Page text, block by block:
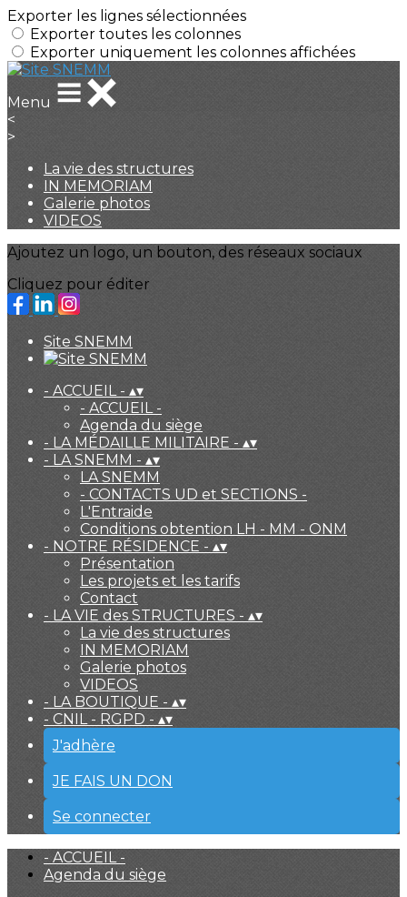
Exporter les lignes sélectionnées
Exporter toutes les colonnes
Exporter uniquement les colonnes affichées
Menu
<
>
La vie des structures
IN MEMORIAM
Galerie photos
VIDEOS
Ajoutez un logo, un bouton, des réseaux sociaux
Cliquez pour éditer
Site SNEMM
- ACCUEIL - ▴▾
- ACCUEIL -
Agenda du siège
- LA MÉDAILLE MILITAIRE - ▴▾
- LA SNEMM - ▴▾
LA SNEMM
- CONTACTS UD et SECTIONS -
L'Entraide
Conditions obtention LH - MM - ONM
- NOTRE RÉSIDENCE - ▴▾
Présentation
Les projets et les tarifs
Contact
- LA VIE des STRUCTURES - ▴▾
La vie des structures
IN MEMORIAM
Galerie photos
VIDEOS
- LA BOUTIQUE - ▴▾
- CNIL - RGPD - ▴▾
J'adhère
JE FAIS UN DON
Se connecter
- ACCUEIL -
Agenda du siège